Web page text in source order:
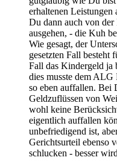
erhaltenen Leistungen
Du dann auch von
ausgehen, - die Kuh
Wie gesagt, der
gesetzten Fall besteht
Fall das Kindergeld ja
dies musste dem ALG
so eben auffallen. Bei
Geldzuflüssen von
wohl keine
eigentlich auffallen
unbefriedigend ist,
Gerichtsurteil ebenso
schlucken - besser